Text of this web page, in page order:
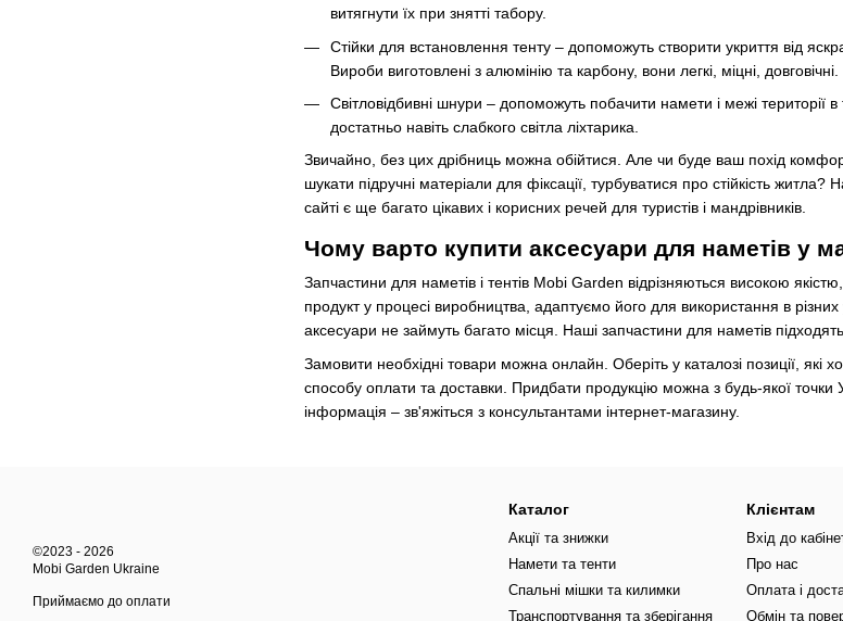
витягнути їх при знятті табору.
Стійки для встановлення тенту – допоможуть створити укриття від
Вироби виготовлені з алюмінію та карбону, вони легкі, міцні,
Світловідбивні шнури – допоможуть побачити намети і межі території
достатньо навіть слабкого світла ліхтарика.
Звичайно, без цих дрібниць можна обійтися. Але чи буде ваш похід
шукати підручні матеріали для фіксації, турбуватися про стійкість
сайті є ще багато цікавих і корисних речей для туристів і мандрівників.
Чому варто купити аксесуари для наметів у
Запчастини для наметів і тентів Mobi Garden відрізняються високою
продукт у процесі виробництва, адаптуємо його для використання в
аксесуари не займуть багато місця. Наші запчастини для наметів
Замовити необхідні товари можна онлайн. Оберіть у каталозі позиції,
способу оплати та доставки. Придбати продукцію можна з будь-якої точки
інформація – зв'яжіться з консультантами інтернет-магазину.
©2023 - 2026
Mobi Garden Ukraine
Приймаємо до оплати
Каталог
Акції та знижки
Намети та тенти
Спальні мішки та килимки
Транспортування та зберігання
Клієнтам
Вхід до
Про нас
Оплата і
Обмін та